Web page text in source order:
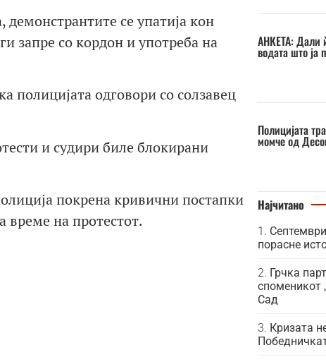
се упатија кон
запре со кордон и употреба на
полицијата одговори со солзавец
и судири биле блокирани
покрена кривични постапки
време на протестот.
АНКЕТА: Дали
водата што ја
Полицијата
момче од
Најчитано
порасне
Грчка
споменикот
Сад
Кризата